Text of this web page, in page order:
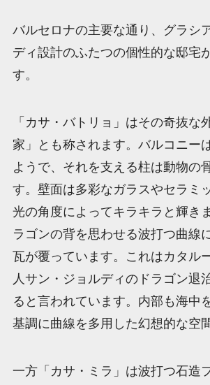
バルセロナの主要な通り、グラシ
ディ設計のふたつの個性的な邸宅
す。
「カサ・バトリョ」はその奇抜な
家」とも称されます。バルコニー
ようで、それを支える柱は動物の
す。壁面は多彩なガラスやセラミ
光の角度によってキラキラと輝き
ラゴンの背を思わせる波打つ曲線
瓦が覆っています。これはカタル
人サン・ジョルディのドラゴン退
ると言われています。内部も海中
基調に曲線を多用した幻想的な空
一方「カサ・ミラ」は波打つ石造